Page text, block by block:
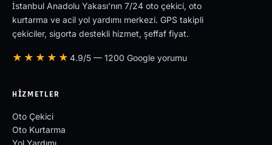
İstanbul Anadolu Yakası'nın 7/24 oto çekici, oto
kurtarma ve acil yol yardımı merkezi. GPS takipli
çekiciler, sigorta destekli hizmet, şeffaf fiyat.
★★★★★ 4.9/5 — 1200 Google yorumu
HIZMETLER
Oto Çekici
Oto Kurtarma